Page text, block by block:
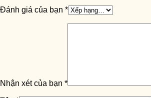
Đánh giá của bạn *
Nhận xét của bạn *